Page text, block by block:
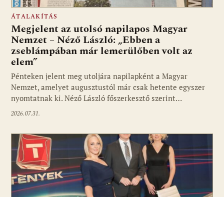
ÁTALAKÍTÁS
Megjelent az utolsó napilapos Magyar
Nemzet – Néző László: „Ebben a
zseblámpában már lemerülőben volt az
elem”
Pénteken jelent meg utoljára napilapként a Magyar
Nemzet, amelyet augusztustól már csak hetente egyszer
nyomtatnak ki. Néző László főszerkesztő szerint…
2026.07.31.